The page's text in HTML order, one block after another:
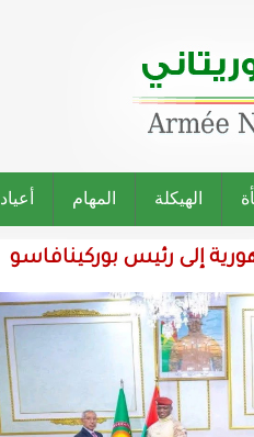
الهيكلة المهام أعياد
إلى رئيس بوركينافاسو